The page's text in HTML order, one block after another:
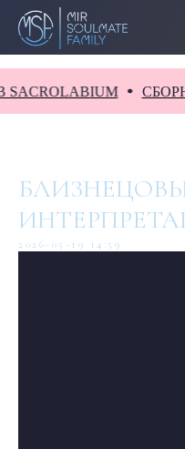
СБОРНИК
2026-05-19 14:59